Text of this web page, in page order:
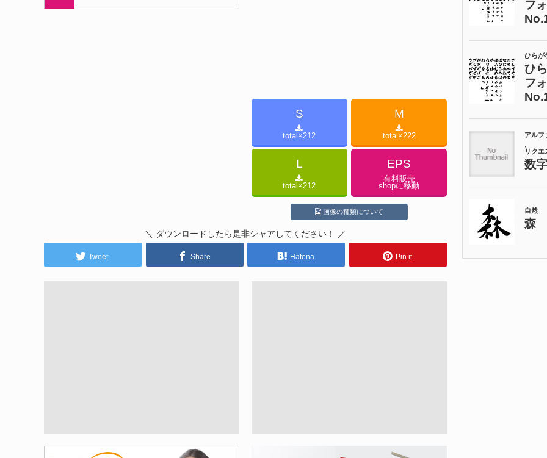
S
total×212
M
total×222
L
total×212
EPS
有料販売
shopに移動
画像の種類について
＼ ダウンロードしたら是非シャアしてください！ ／
Tweet Share Hatena Pin it